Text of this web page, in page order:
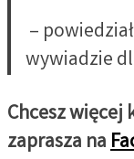
–
wywiadzie
Chcesz
zaprasza na